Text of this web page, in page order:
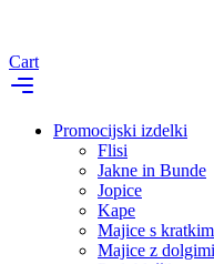
Cart
Promocijski izdelki
Flisi
Jakne in Bunde
Jopice
Kape
Majice s
Majice z